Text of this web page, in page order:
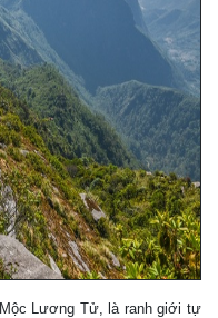
Lương Tử, là ranh giới tự